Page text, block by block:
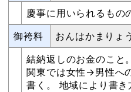
慶事に用いられるもの
御袴料
おんはかまりょう
結納返しのお金のこと。
関東では女性→男性へ
書く。 地域により書き